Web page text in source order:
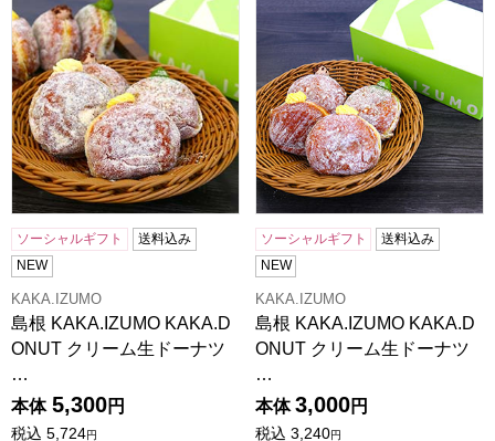
ソーシャルギフト
送料込み
NEW
KAKA.IZUMO
島根 KAKA.IZUMO KAKA.D
ONUT クリーム生ドーナツ
…
本体 5,300円
税込 5,724円
ソーシャルギフト
送料込み
NEW
KAKA.IZUMO
島根 KAKA.IZUMO KAKA.D
ONUT クリーム生ドーナツ
…
本体 3,000円
税込 3,240円